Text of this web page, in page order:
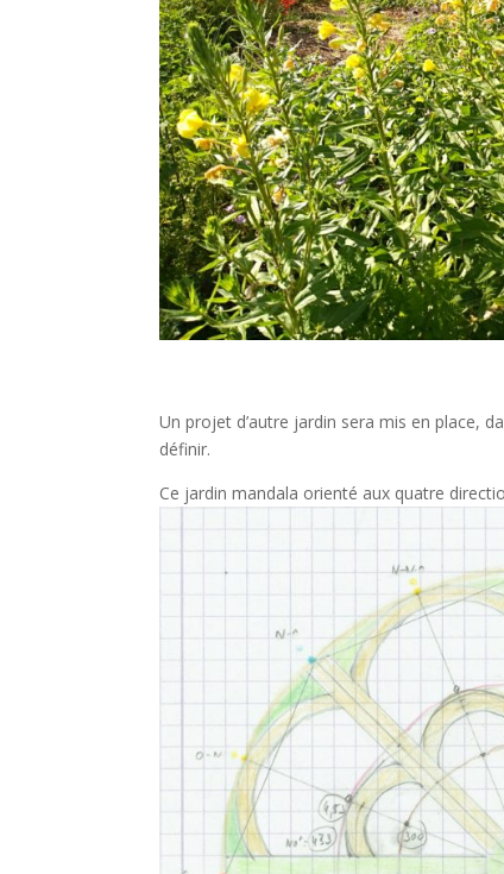
Un projet d’autre jardin sera mis en place,
définir.
Ce jardin mandala orienté aux quatre